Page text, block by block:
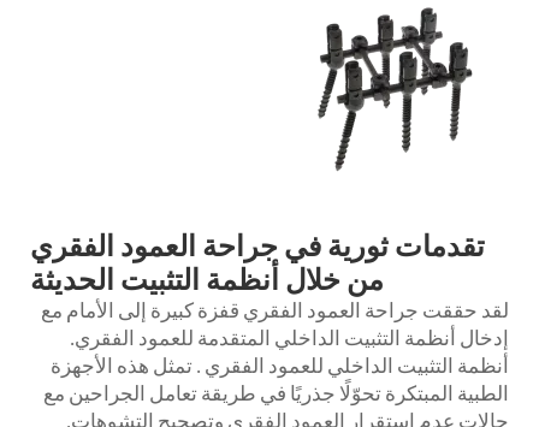
تقدمات ثورية في جراحة العمود الفقري
من خلال أنظمة التثبيت الحديثة
لقد حققت جراحة العمود الفقري قفزة كبيرة إلى الأمام مع
إدخال أنظمة التثبيت الداخلي المتقدمة للعمود الفقري.
أنظمة التثبيت الداخلي للعمود الفقري . تمثل هذه الأجهزة
الطبية المبتكرة تحوّلًا جذريًا في طريقة تعامل الجراحين مع
حالات عدم استقرار العمود الفقري وتصحيح التشوهات.